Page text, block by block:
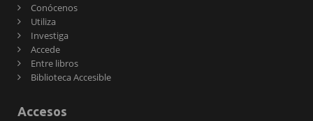
Conócenos
Utiliza
Investiga
Accede
Entre libros
Biblioteca Accesible
Accesos